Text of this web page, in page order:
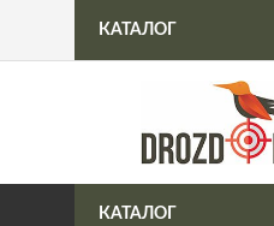
Интернет-магазин
КАТАЛОГ
КАТАЛОГ